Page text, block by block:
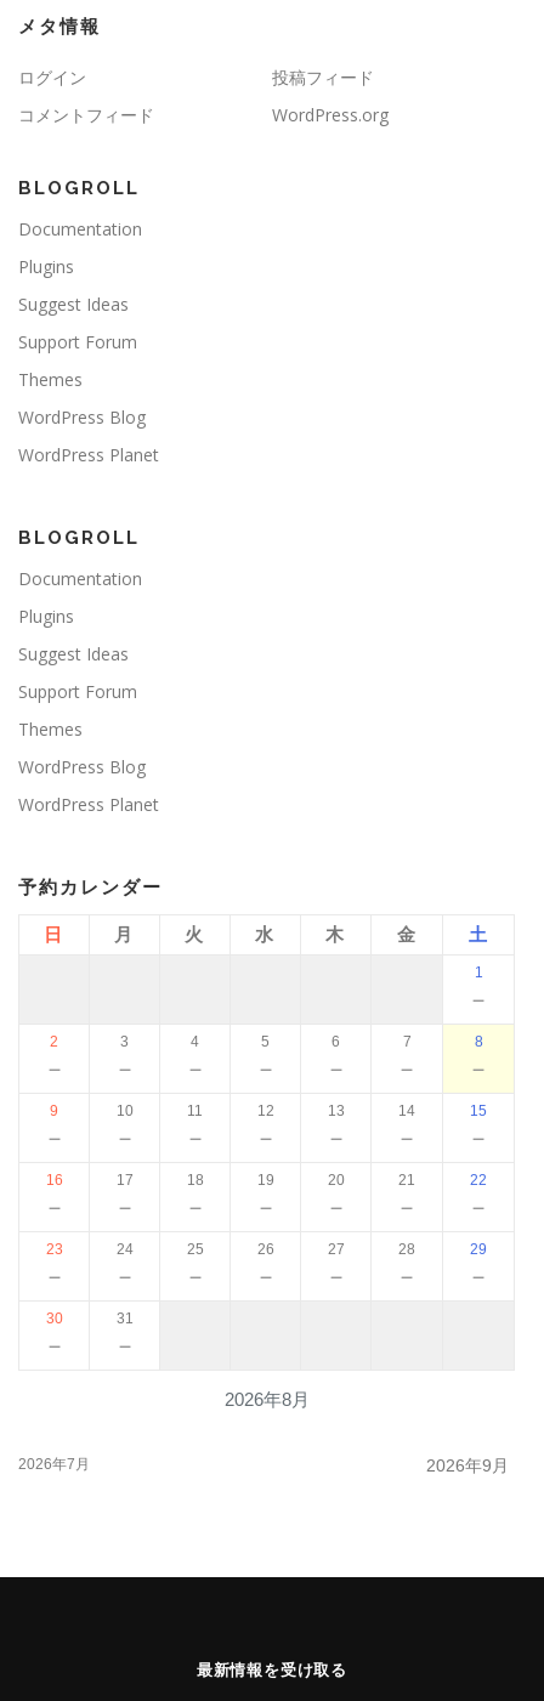
メタ情報
ログイン
投稿フィード
コメントフィード
WordPress.org
BLOGROLL
Documentation
Plugins
Suggest Ideas
Support Forum
Themes
WordPress Blog
WordPress Planet
BLOGROLL
Documentation
Plugins
Suggest Ideas
Support Forum
Themes
WordPress Blog
WordPress Planet
予約カレンダー
2026年8月
日 月 火 水 木 金 土
1
－
2
－
3
－
4
－
5
－
6
－
7
－
8
－
9
－
10
－
11
－
12
－
13
－
14
－
15
－
16
－
17
－
18
－
19
－
20
－
21
－
22
－
23
－
24
－
25
－
26
－
27
－
28
－
29
－
30
－
31
－
2026年7月 2026年9月
最新情報を受け取る